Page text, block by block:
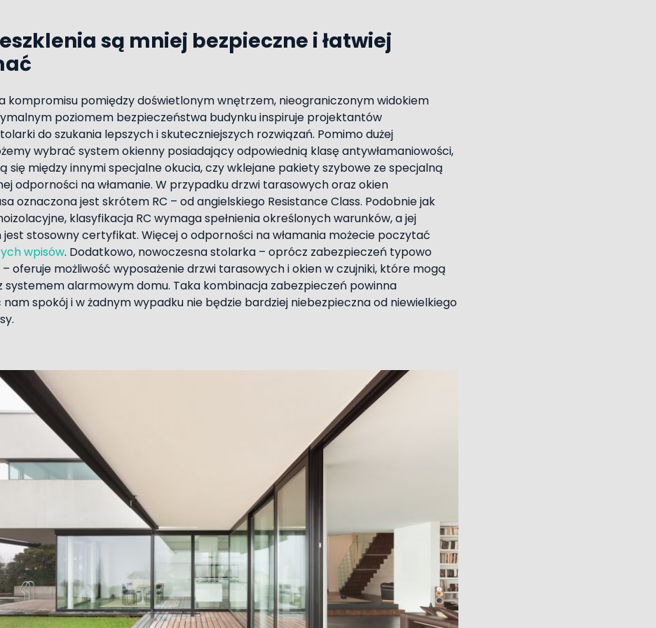
są mniej bezpieczne i łatwiej
kompromisu pomiędzy doświetlonym wnętrzem, nieograniczonym widokiem
poziomem bezpieczeństwa budynku inspiruje projektantów
do szukania lepszych i skuteczniejszych rozwiązań. Pomimo dużej
wybrać system okienny posiadający odpowiednią klasę antywłamaniowości,
się między innymi specjalne okucia, czy wklejane pakiety szybowe ze specjalną
odporności na włamanie. W przypadku drzwi tarasowych oraz okien
oznaczona jest skrótem RC – od angielskiego Resistance Class. Podobnie jak
klasyfikacja RC wymaga spełnienia określonych warunków, a jej
stosowny certyfikat. Więcej o odporności na włamania możecie poczytać
wpisów. Dodatkowo, nowoczesna stolarka – oprócz zabezpieczeń typowo
oferuje możliwość wyposażenie drzwi tarasowych i okien w czujniki, które mogą
systemem alarmowym domu. Taka kombinacja zabezpieczeń powinna
spokój i w żadnym wypadku nie będzie bardziej niebezpieczna od niewielkiego